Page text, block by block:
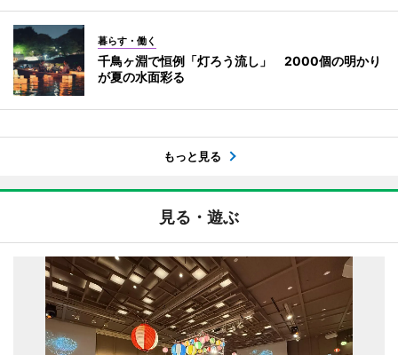
暮らす・働く
千鳥ヶ淵で恒例「灯ろう流し」 2000個の明かり
が夏の水面彩る
もっと見る
見る・遊ぶ